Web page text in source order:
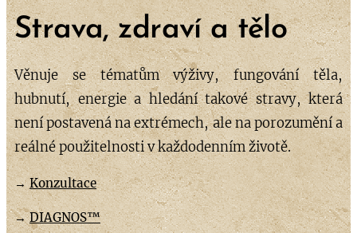
Strava, zdraví a tělo
Věnuje se tématům výživy, fungování těla,
hubnutí, energie a hledání takové stravy, která
není postavená na extrémech, ale na porozumění a
reálné použitelnosti v každodenním životě.
→Konzultace
→DIAGNOS™